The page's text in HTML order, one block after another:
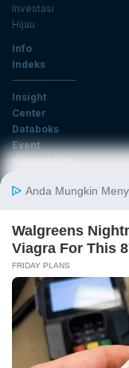
Investasi
Hijau
Info
Indeks
Insight
Center
Databoks
Event
KatadataOto
Email
Tentang Katadata
Kebijakan